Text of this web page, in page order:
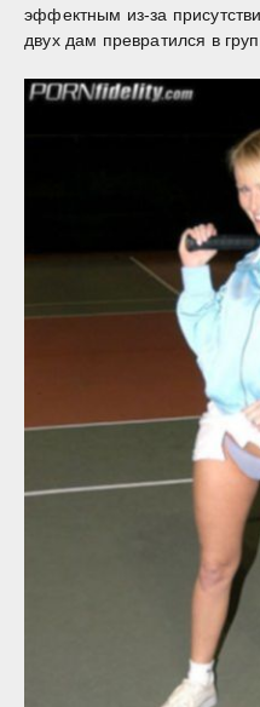
эффектным из-за
двух дам превратился в